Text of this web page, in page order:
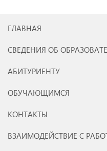
ГЛАВНАЯ
СВЕДЕНИЯ ОБ
АБИТУРИЕНТУ
ОБУЧАЮЩИМСЯ
КОНТАКТЫ
ВЗАИМОДЕЙСТВИЕ С